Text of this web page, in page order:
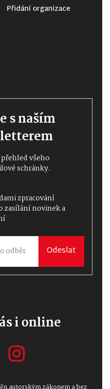
Přidání organizace
s naším
všeho
schránky.
zpracování
zasílání novinek a
Odeslat
i online